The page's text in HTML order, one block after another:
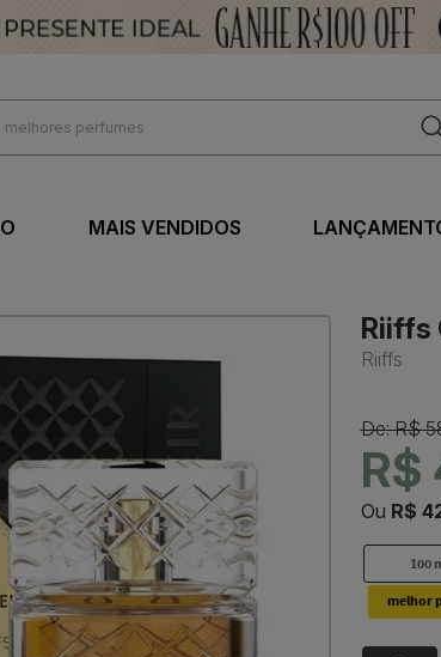
MAIS VENDIDOS
Riiffs
Riiffs
De: R$
R$
Ou R$
100